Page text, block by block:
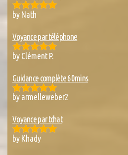
Rated5
by Nath
Voyance par téléphone
Rated5out
by Clément P.
Guidance complète 60mins
Rated5out
by armelleweber2
Voyance par tchat
Rated5out
by Khady